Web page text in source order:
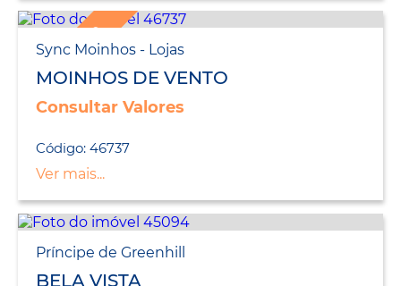
LANÇAMENTO
Sync Moinhos - Lojas
MOINHOS DE VENTO
Consultar Valores
Código: 46737
Ver mais...
Príncipe de Greenhill
BELA VISTA